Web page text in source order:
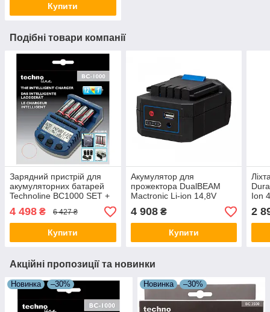
Купити
Подібні товари компанії
Зарядний пристрій для
акумуляторних батарей
Technoline BC1000 SET +
акумулятори (BC1000)
4 498 ₴ 6 427 ₴
Купити
Акумулятор для
прожектора DualBEAM
Mactronic Li-ion 14,8V
5200 mAh
4 908₴
Купити
Ion
2
Акційні пропозиції та новинки
Новинка –30% Новинка –30%